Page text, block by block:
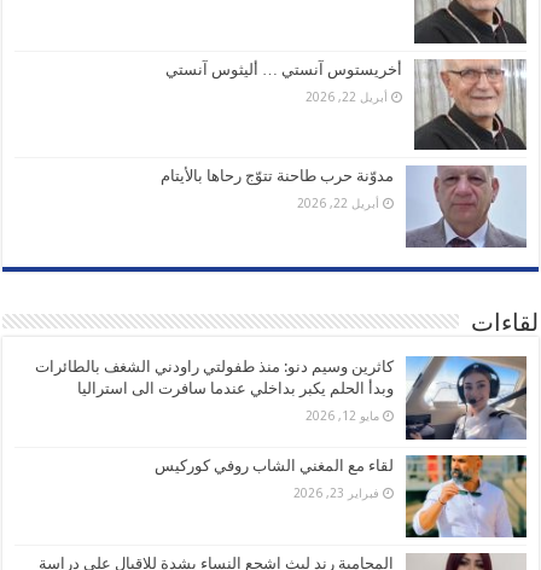
أخريستوس آنستي … أليثوس آنستي
أبريل 22, 2026
مدوّنة حرب طاحنة تتوّج رحاها بالأيتام
أبريل 22, 2026
لقاءات
كاثرين وسيم دنو: منذ طفولتي راودني الشغف بالطائرات
وبدأ الحلم يكبر بداخلي عندما سافرت الى استراليا
مايو 12, 2026
لقاء مع المغني الشاب روفي كوركيس
فبراير 23, 2026
المحامية رند ليث اشجع النساء بشدة للاقبال على دراسة